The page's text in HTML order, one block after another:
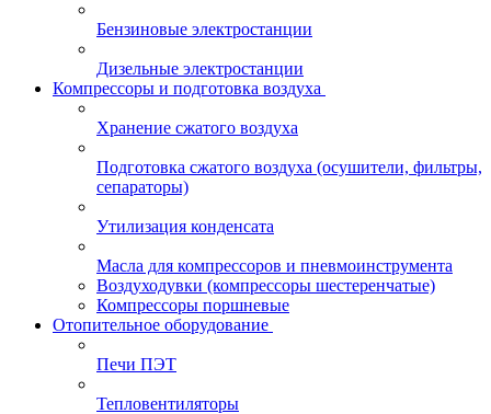
Бензиновые электростанции
Дизельные электростанции
Компрессоры и подготовка воздуха
Хранение сжатого воздуха
Подготовка сжатого воздуха (осушители, фильтры,
сепараторы)
Утилизация конденсата
Масла для компрессоров и пневмоинструмента
Воздуходувки (компрессоры шестеренчатые)
Компрессоры поршневые
Отопительное оборудование
Печи ПЭТ
Тепловентиляторы